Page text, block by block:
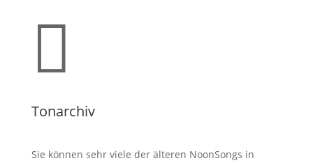

Tonarchiv
Sie können sehr viele der älteren NoonSongs in